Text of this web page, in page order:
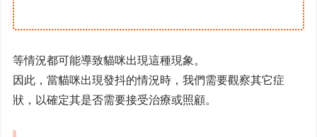
等情況都可能導致貓咪出現這種現象。
因此，當貓咪出現發抖的情況時，我們需要觀察其它症
狀，以確定其是否需要接受治療或照顧。